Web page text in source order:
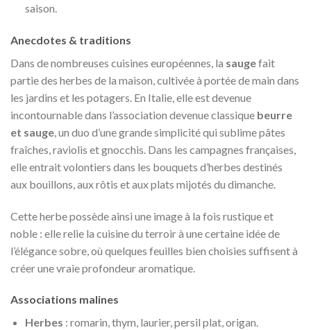
saison.
Anecdotes & traditions
Dans de nombreuses cuisines européennes, la saugefait
partie des herbes de la maison, cultivée à portée de main dans
les jardins et les potagers. En Italie, elle est devenue
incontournable dans l’association devenue classique beurre
et sauge , un duo d’une grande simplicité qui sublime pâtes
fraîches, raviolis et gnocchis. Dans les campagnes françaises,
elle entrait volontiers dans les bouquets d’herbes destinés
aux bouillons, aux rôtis et aux plats mijotés du dimanche.
Cette herbe possède ainsi une image à la fois rustique et
noble : elle relie la cuisine du terroir à une certaine idée de
l’élégance sobre, où quelques feuilles bien choisies suffisent à
créer une vraie profondeur aromatique.
Associations malines
Herbes : romarin, thym, laurier, persil plat, origan.